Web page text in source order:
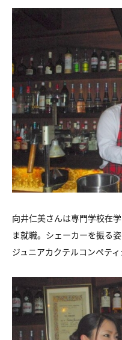
向井仁美さんは専門学校在
ま就職。シェーカーを振る
ジュニアカクテルコンペテ